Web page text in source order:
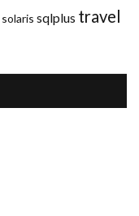
solaris sqlplus travel